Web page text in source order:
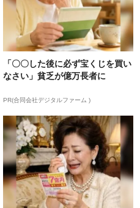
「〇〇した後に必ず宝くじを買い
なさい」貧乏が億万長者に
PR(合同会社デジタルファーム )